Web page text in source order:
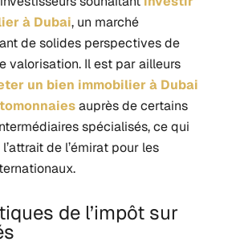
à Dubai, un marché
de solides perspectives de
valorisation. Il est par ailleurs
un bien immobilier à Dubai
auprès de certains
spécialisés, ce qui
de l’émirat pour les
de l’impôt sur